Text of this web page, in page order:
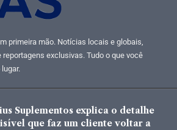
primeira mão. Notícias locais e globais,
exclusivas. Tudo o que você
Suplementos explica o detalhe
que faz um cliente voltar a